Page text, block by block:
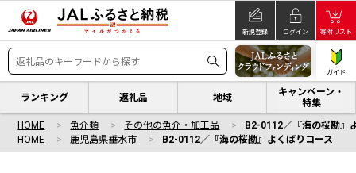
新規登録 ログイン 寄附リスト
ガイド
ランキング 返礼品 地域
キャンペーン・
特集
HOME 魚介類 その他の魚介・加工品
B2-0112／『海の桜勘』
HOME
鹿児島県垂水市 B2-0112／『海の桜勘』よくばりコース